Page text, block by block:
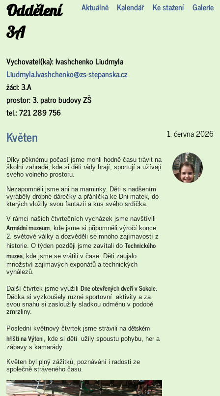
Aktuálně Kalendář Ke stažení Galerie
Oddělení
3A
Vychovatel(ka): Ivashchenko Liudmyla
Liudmyla.Ivashchenko@zs-stepanska.cz
žáci: 3.A
prostor: 3. patro budovy ZŠ
tel.: 721 289 756
Květen
Díky pěknému počasí jsme mohli hodně času trávit na
školní zahradě, kde si děti rády hrají, sportují a užívají
svého volného prostoru.
Nezapomněli jsme ani na maminky. Děti s nadšením
vyráběly drobné dárečky a přáníčka ke Dni matek, do
kterých vložily svou fantazii a kus svého srdíčka.
V rámci našich čtvrtečních vycházek jsme navštívili
Armádní muzeum , kde jsme si připomněli výročí konce
2. světové války a dozvěděli se mnoho zajímavostí z
historie. O týden později jsme zavítali doTechnického
muzea, kde jsme se vrátili v čase. Děti zaujalo
množství zajímavých exponátů a technických
vynálezů.
Další čtvrtek jsme využiliDne otevřených dveří v Sokole
Děcka si vyzkoušely různé sportovní aktivity a za
svou snahu si zasloužily sladkou odměnu v podobě
zmrzliny.
Poslední květnový čtvrtek jsme strávili nadětském
hřišti na Výtoni, kde si děti užily spoustu pohybu, her a
zábavy s kamarády.
Květen byl plný zážitků, poznávání i radosti ze
společně stráveného času.
1. června 2026